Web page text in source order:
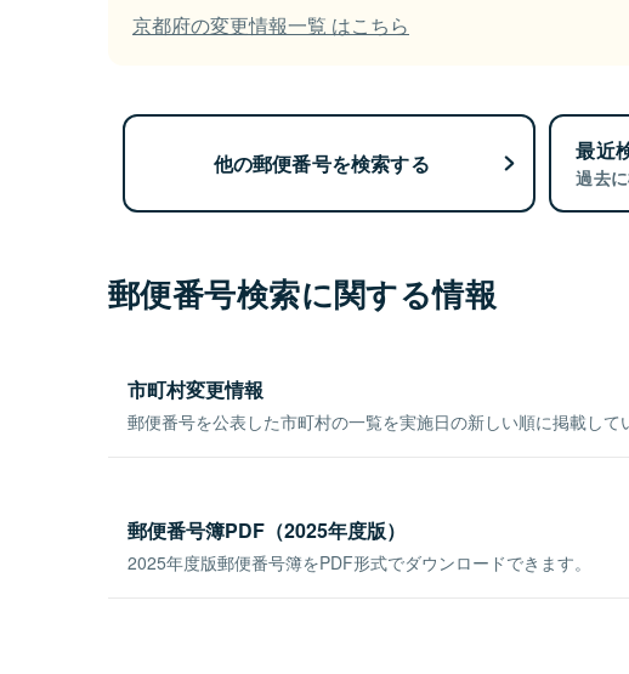
京都府の変更情報一覧 はこちら
他の郵便番号を検索する 最近
過去
郵便番号検索に関する情報
市町村変更情報
郵便番号を公表した市町村の一覧を実施日の新しい順に掲載して
郵便番号簿PDF（2025年度版）
2025年度版郵便番号簿をPDF形式でダウンロードできます。